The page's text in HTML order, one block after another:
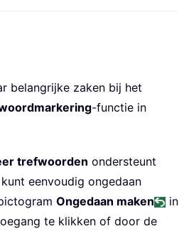
belangrijke zaken bij het
-functie in
trefwoorden ondersteunt
eenvoudig ongedaan
Ongedaan maken
in
te klikken of door de